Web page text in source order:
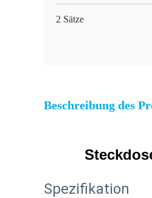
2 Sätze
Beschreibung des
Spezifikation